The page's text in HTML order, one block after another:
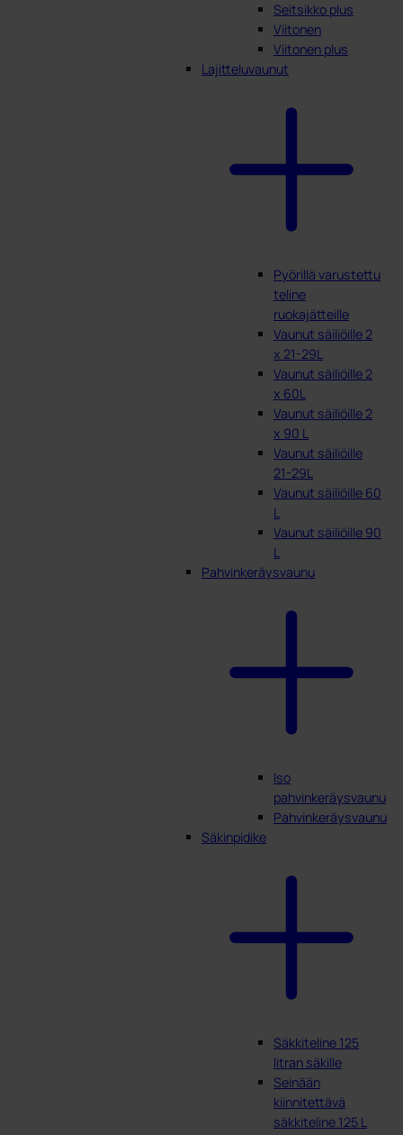
Seitsikko plus
Viitonen
Viitonen plus
Lajitteluvaunut
Pyörillä varustettu
teline
ruokajätteille
Vaunut säiliöille 2
x 21-29L
Vaunut säiliöille 2
x 60L
Vaunut säiliöille 2
x 90 L
Vaunut säiliöille
21-29L
Vaunut säiliöille 60
L
Vaunut säiliöille 90
L
Pahvinkeräysvaunu
Iso
pahvinkeräysvaunu
Pahvinkeräysvaunu
Säkinpidike
Säkkiteline 125
litran säkille
Seinään
kiinnitettävä
säkkiteline 125 L